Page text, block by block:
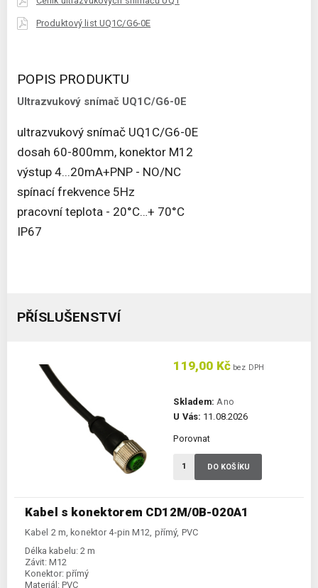
Produktový list UQ1C/G6-0E
POPIS PRODUKTU
Ultrazvukový snímač UQ1C/G6-0E
ultrazvukový snímač UQ1C/G6-0E
dosah 60-800mm, konektor M12
výstup 4...20mA+PNP - NO/NC
spínací frekvence 5Hz
pracovní teplota - 20°C…+ 70°C
IP67
PŘÍSLUŠENSTVÍ
Kabel s konektorem CD12M/0B-020A1
Kabel 2 m, konektor 4-pin M12, přímý, PVC
Délka kabelu: 2 m
Závit: M12
Konektor: přímý
Materiál: PVC
119,00 Kč bez DPH
Skladem: Ano
U Vás: 11.08.2026
Porovnat
DO KOŠÍKU